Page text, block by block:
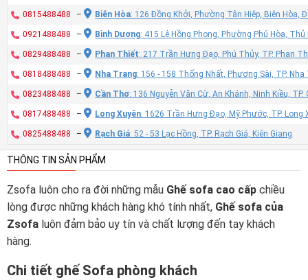
0815488488 – Biên Hòa: 126 Đồng Khởi, Phường Tân Hiệp, Biên Hòa,
0921488488 – Bình Dương: 415 Lê Hồng Phong, Phường Phú Hòa,
0829488488 – Phan Thiết: 217 Trần Hưng Đạo, Phú Thủy, TP. Phan
0818488488 – Nha Trang: 156 - 158 Thống Nhất, Phương Sài, TP.
0823488488 – Cần Thơ: 136 Nguyễn Văn Cừ, An Khánh, Ninh Kiều,
0817488488 – Long Xuyên: 1626 Trần Hưng Đạo, Mỹ Phước, TP. Long
0825488488 – Rạch Giá: 52 - 53 Lạc Hồng, TP. Rạch Giá, Kiên Giang
THÔNG TIN SẢN PHẨM
Zsofa luôn cho ra đời những mẫu Ghế sofa cao cấp chiều
lòng được những khách hàng khó tính nhất, Ghế sofa của
Zsofa luôn đảm bảo uy tín và chất lượng đến tay khách
hàng.
Chi tiết ghế Sofa phòng khách